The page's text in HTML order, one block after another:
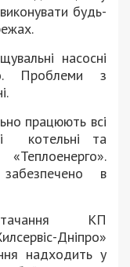
будь-
насосні
Проблеми з
працюють всі
котельні та
забезпечено в
КП
Дніпро»
надходить у